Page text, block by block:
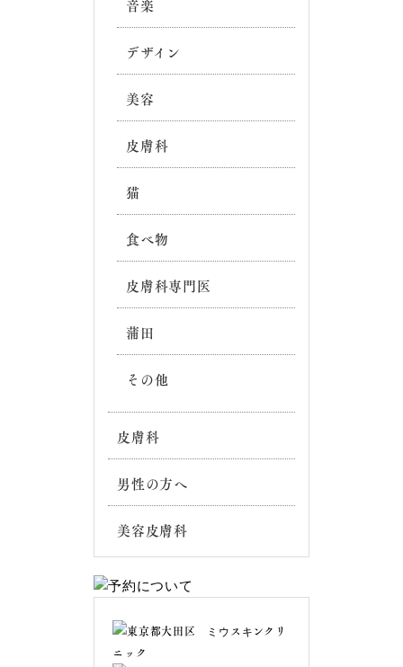
音楽
デザイン
美容
皮膚科
猫
食べ物
皮膚科専門医
蒲田
その他
皮膚科
男性の方へ
美容皮膚科